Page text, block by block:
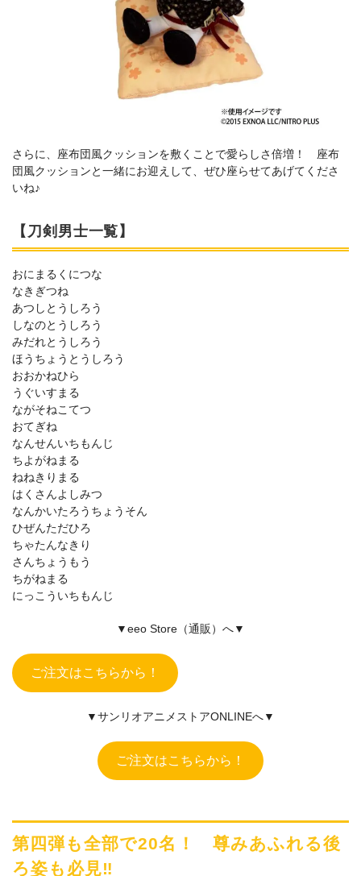
さらに、座布団風クッションを敷くことで愛らしさ倍増！ 座布
団風クッションと一緒にお迎えして、ぜひ座らせてあげてくださ
いね♪
【刀剣男士一覧】
おにまるくにつな
なきぎつね
あつしとうしろう
しなのとうしろう
みだれとうしろう
ほうちょうとうしろう
おおかねひら
うぐいすまる
ながそねこてつ
おてぎね
なんせんいちもんじ
ちよがねまる
ねねきりまる
はくさんよしみつ
なんかいたろうちょうそん
ひぜんただひろ
ちゃたんなきり
さんちょうもう
ちがねまる
にっこういちもんじ
▼eeo Store（通販）へ▼
ご注文はこちらから！
▼サンリオアニメストアONLINEへ▼
ご注文はこちらから！
第四弾も全部で20名！ 尊みあふれる後
ろ姿も必見‼